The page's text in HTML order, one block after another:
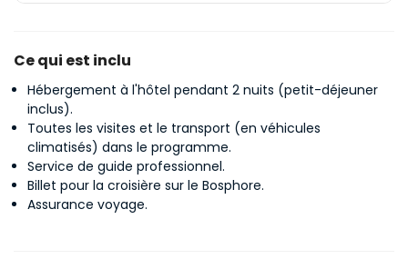
Ce qui est inclu
Hébergement à l'hôtel pendant 2 nuits (petit-déjeuner
inclus).
Toutes les visites et le transport (en véhicules
climatisés) dans le programme.
Service de guide professionnel.
Billet pour la croisière sur le Bosphore.
Assurance voyage.